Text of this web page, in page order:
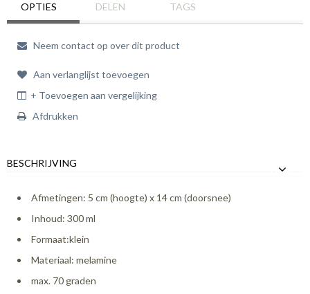
OPTIES DELEN TAGS
Neem contact op over dit product
Aan verlanglijst toevoegen
+ Toevoegen aan vergelijking
Afdrukken
BESCHRIJVING
Afmetingen: 5 cm (hoogte) x 14 cm (doorsnee)
Inhoud: 300 ml
Formaat:klein
Materiaal: melamine
max. 70 graden